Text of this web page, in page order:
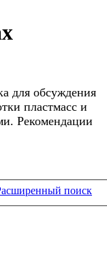
для обсуждения
пластмасс и
Рекомендации
поиск